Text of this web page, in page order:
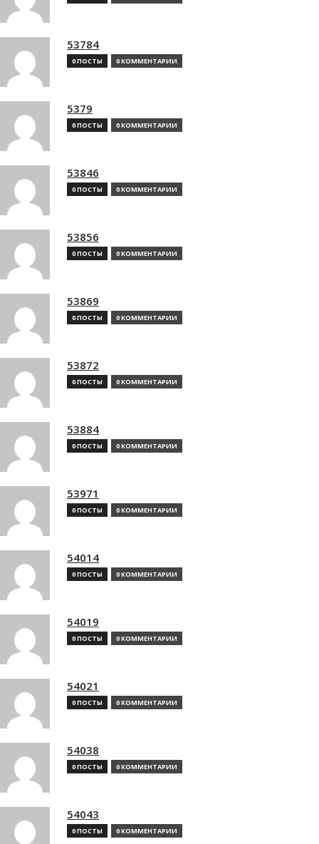
53784
0 ПОСТЫ 0 КОММЕНТАРИИ
5379
0 ПОСТЫ 0 КОММЕНТАРИИ
53846
0 ПОСТЫ 0 КОММЕНТАРИИ
53856
0 ПОСТЫ 0 КОММЕНТАРИИ
53869
0 ПОСТЫ 0 КОММЕНТАРИИ
53872
0 ПОСТЫ 0 КОММЕНТАРИИ
53884
0 ПОСТЫ 0 КОММЕНТАРИИ
53971
0 ПОСТЫ 0 КОММЕНТАРИИ
54014
0 ПОСТЫ 0 КОММЕНТАРИИ
54019
0 ПОСТЫ 0 КОММЕНТАРИИ
54021
0 ПОСТЫ 0 КОММЕНТАРИИ
54038
0 ПОСТЫ 0 КОММЕНТАРИИ
54043
0 ПОСТЫ 0 КОММЕНТАРИИ